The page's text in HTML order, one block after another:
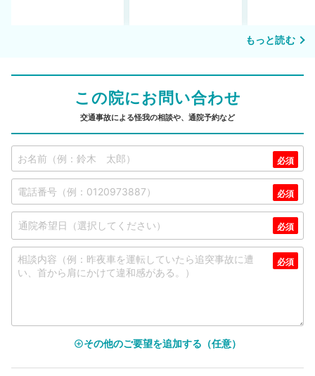
もっと読む
この院にお問い合わせ
交通事故による怪我の相談や、通院予約など
add_circle_outlineその他のご要望を追加する（任意）